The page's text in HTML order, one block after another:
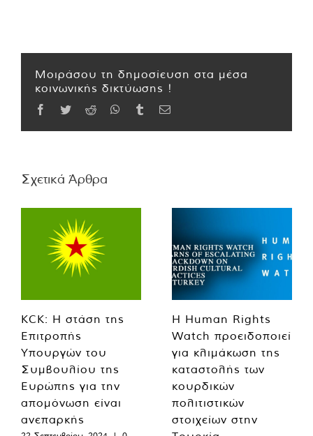
Μοιράσου τη δημοσίευση στα μέσα
κοινωνικής δικτύωσης !
Facebook
TwitterReddit WhatsApp
TumblrEmail
Σχετικά Άρθρα
KCK: Η στάση της
Επιτροπής
Υπουργών του
Συμβουλίου της
Ευρώπης για την
απομόνωση είναι
ανεπαρκής
Η Human Rights
Watch προειδοποιεί
για κλιμάκωση της
καταστολής των
κουρδικών
πολιτιστικών
στοιχείων στην